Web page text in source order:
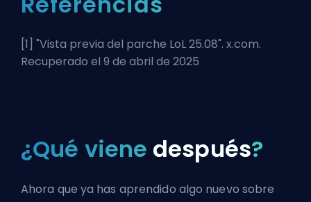
[1] "Vista previa del parche LoL 25.08". x.com.
Recuperado el 9 de abril de 2025
¿Qué viene después?
Ahora que ya has aprendido algo nuevo sobre